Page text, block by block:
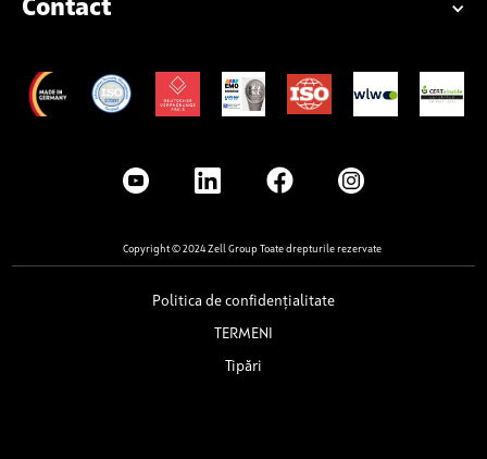
Contact
Copyright © 2024 Zell Group Toate drepturile rezervate
Politica de confidențialitate
TERMENI
Tipări